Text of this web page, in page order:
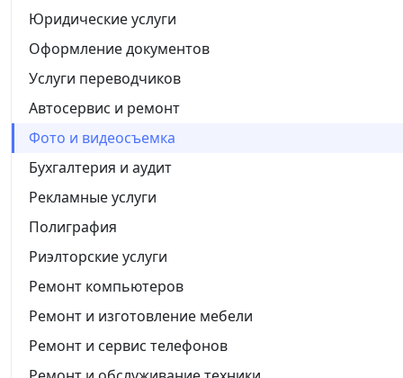
Юридические услуги
Оформление документов
Услуги переводчиков
Автосервис и ремонт
Фото и видеосъемка
Бухгалтерия и аудит
Рекламные услуги
Полиграфия
Риэлторские услуги
Ремонт компьютеров
Ремонт и изготовление мебели
Ремонт и сервис телефонов